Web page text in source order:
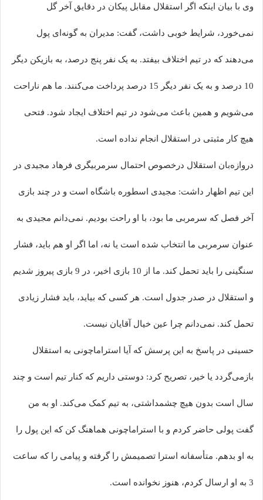
وی با بیان اینکه اگر استقلال مقابل پیکان در دقایق آخر گل
نمی‌خورد، شرایط خوبی داشت، گفت: مدیران به گونه‌ای پول
می‌دهند که در تیم اختلاف بیفتد. به یک نفر پنج درصد، به بازیکن دیگر
10 درصد و به یک نفر دیگر 15 درصد پرداخت می‌کنند. ما هم ناراحت
می‌شویم و همین باعث می‌شود در تیم اختلاف ایجاد شود. فتحی
هیچ کار مثبتی در استقلال انجام نداده است.
دروازه‌بان استقلال درخصوص احتمال سرمربیگری فرهاد مجیدی در
این تیم اظهار داشت: مجیدی اسطوره باشگاه است و در چند بازی
آخر فصل که سرمربی ما بود، با او راحت بودیم. نمی‌دانم مجیدی به
عنوان سرمربی ما انتخاب شده است یا نه، اما اگر او هم باید، فشار
سنگینی را باید تحمل کند. ما از 10 بازی اخیر، در 9 بازی پیروز شدیم
و استقلال در صدر جدول است. هر کسی که بیاید، باید فشار زیادی
تحمل کند. نمی‌دانم چرا عین خیال آقایان نیست.
حسینی در پاسخ به این پرسش که آیا استراماچونی به استقلال
بازمی‌گردد یا خیر، تصریح کرد: دوستی داریم که کنار تیم است و چند
سال است بدون هیچ چشمداشتی، به تیم کمک می‌کند. او به من
گفت پولی حاضر کردم و با استراماچونی هماهنگ کن که این پول را
به او بدهم. متأسفانه استرا تصمیمش را گرفته و پیامی را که ساعت
3 به او ارسال کردم، هنوز نخوانده است.